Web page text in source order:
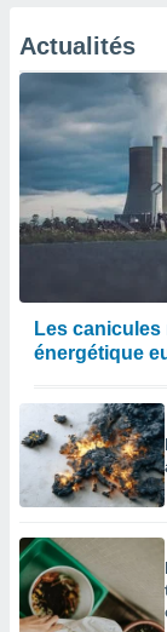
Actualités
Les
énergétique